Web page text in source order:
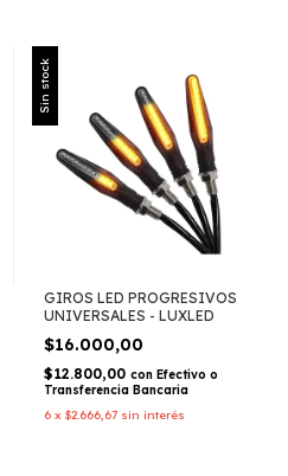
Sin stock
GIROS LED PROGRESIVOS
UNIVERSALES - LUXLED
$16.000,00
$12.800,00 con Efectivo o
Transferencia Bancaria
6 x $2.666,67 sin interés